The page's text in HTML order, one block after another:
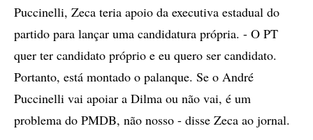
Puccinelli, Zeca teria apoio da executiva estadual do
partido para lançar uma candidatura própria. - O PT
quer ter candidato próprio e eu quero ser candidato.
Portanto, está montado o palanque. Se o André
Puccinelli vai apoiar a Dilma ou não vai, é um
problema do PMDB, não nosso - disse Zeca ao jornal.